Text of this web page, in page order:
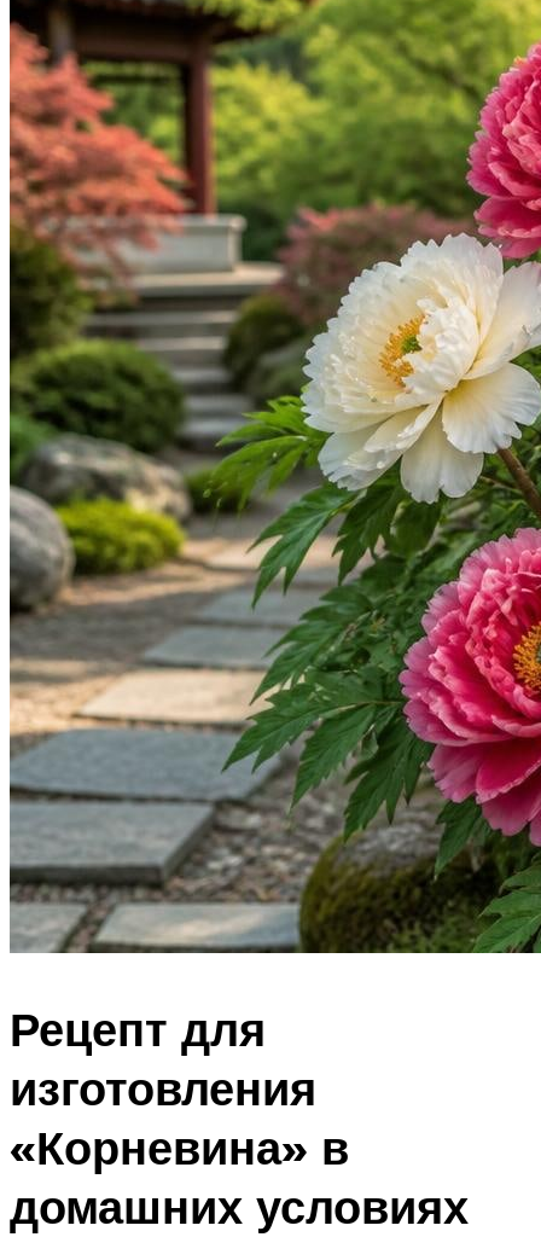
Рецепт для
изготовления
«Корневина» в
домашних условиях